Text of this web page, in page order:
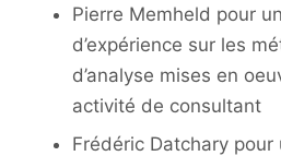
Pierre Memheld pour
d’expérience sur les
d’analyse mises en
activité de consultant
Frédéric Datchary pour